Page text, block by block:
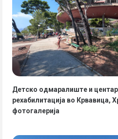
Детско одмаралиште и
рехабилитација во Крвавица,
фотогалерија